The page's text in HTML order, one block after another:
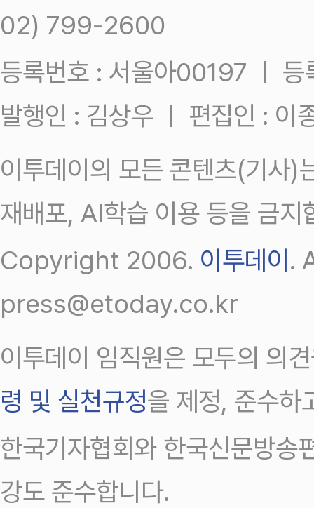
02) 799-2600
등록번호 : 서울아00197 ㅣ
발행인 : 김상우 ㅣ 편집인 : 이
이투데이의 모든 콘텐츠(기사)
재배포, AI학습 이용 등을 금지
Copyright 2006. 이투데이.
press@etoday.co.kr
이투데이 임직원은 모두의 의
령 및 실천규정을 제정, 준수하
한국기자협회와 한국신문방송
강도 준수합니다.